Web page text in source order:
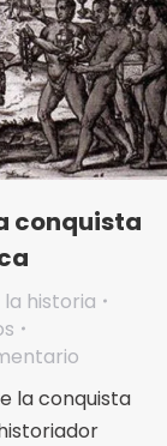
conquista
la historia
la conquista